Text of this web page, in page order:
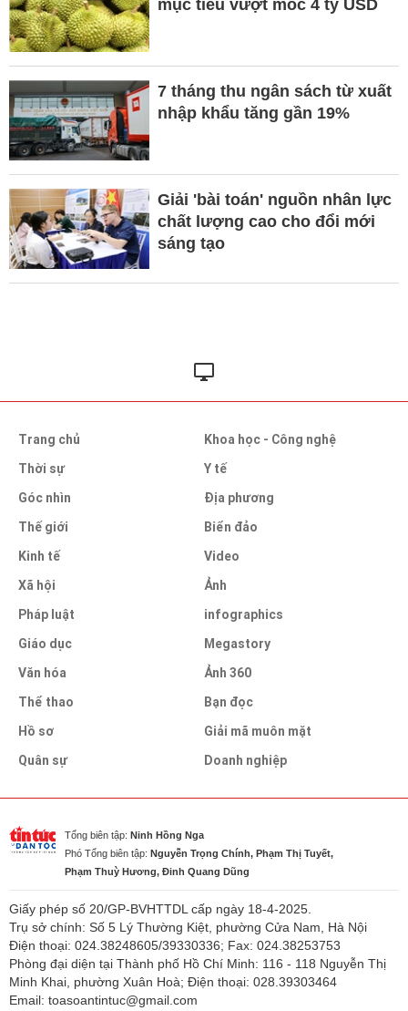
mục tiêu vượt mốc 4 tỷ USD
7 tháng thu ngân sách từ xuất
nhập khẩu tăng gần 19%
Giải 'bài toán' nguồn nhân lực
chất lượng cao cho đổi mới
sáng tạo
Trang chủ
Thời sự
Góc nhìn
Thế giới
Kinh tế
Xã hội
Pháp luật
Giáo dục
Văn hóa
Thể thao
Hồ sơ
Quân sự
Khoa học - Công nghệ
Y tế
Địa phương
Biển đảo
Video
Ảnh
infographics
Megastory
Ảnh 360
Bạn đọc
Giải mã muôn mặt
Doanh nghiệp
Tổng biên tập: Ninh Hồng Nga
Phó Tổng biên tập: Nguyễn Trọng Chính, Phạm Thị Tuyết,
Phạm Thuỳ Hương, Đinh Quang Dũng
Giấy phép số 20/GP-BVHTTDL cấp ngày 18-4-2025.
Trụ sở chính: Số 5 Lý Thường Kiệt, phường Cửa Nam, Hà Nội
Điện thoại: 024.38248605/39330336; Fax: 024.38253753
Phòng đại diện tại Thành phố Hồ Chí Minh: 116 - 118 Nguyễn Thị
Minh Khai, phường Xuân Hoà; Điện thoại: 028.39303464
Email: toasoantintuc@gmail.com